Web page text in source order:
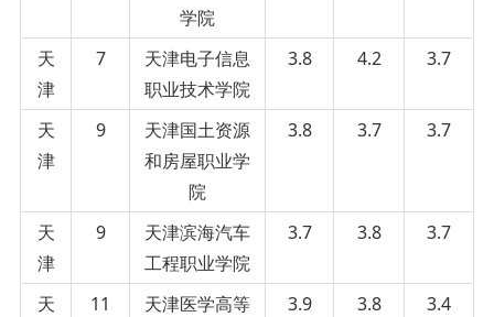
学院
天
津
7
天津电子信息
职业技术学院
3.8 4.2 3.7
天
津
9
天津国土资源
和房屋职业学
院
3.8 3.7 3.7
天
津
9
天津滨海汽车
工程职业学院
3.7 3.8 3.7
天
11
天津医学高等
3.9 3.8 3.4